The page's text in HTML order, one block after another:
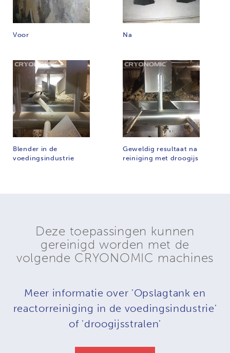
Voor Na
Blender in de
voedingsindustrie
Geweldig resultaat na
reiniging met droogijs
Deze toepassingen kunnen
gereinigd worden met de
volgende CRYONOMIC machines
Meer informatie over 'Opslagtank en
reactorreiniging in de voedingsindustrie'
of 'droogijsstralen'